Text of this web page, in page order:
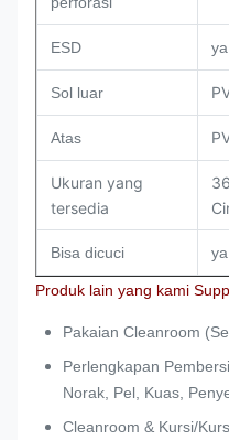
ESD ya
Sol luar
Atas
Ukuran yang
tersedia
Bisa dicuci ya
Produk lain yang kami
Pakaian Cleanroom
Perlengkapan
Norak, Pel, Kuas,
Cleanroom & Kursi/